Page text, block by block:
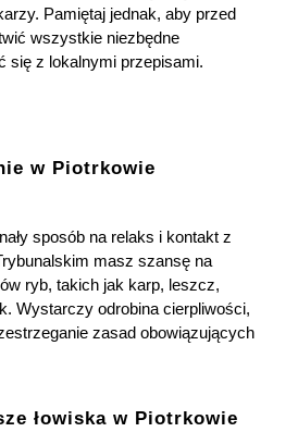
Pamiętaj jednak, aby przed
wszystkie niezbędne
się z lokalnymi przepisami.
w Piotrkowie
sposób na relaks i kontakt z
masz szansę na
ryb, takich jak karp, leszcz,
Wystarczy odrobina cierpliwości,
zasad obowiązujących
łowiska w Piotrkowie